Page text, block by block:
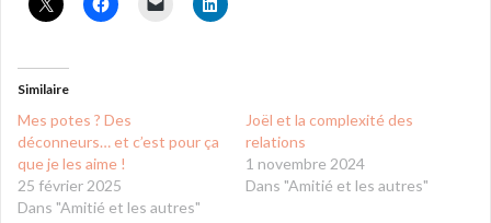
Similaire
Mes potes ? Des
déconneurs… et c’est pour ça
que je les aime !
25 février 2025
Dans "Amitié et les autres"
Joël et la complexité des
relations
1 novembre 2024
Dans "Amitié et les autres"